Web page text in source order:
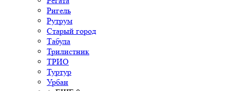
Ригель
Рутрум
Старый город
Табула
Трилистник
ТРИО
Туртур
Урбан